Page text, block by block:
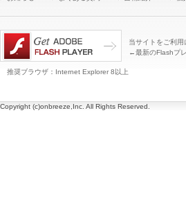
当サイトをご利
←最新のFlashプ
推奨ブラウザ：Internet Explorer 8以上
Copyright (c)onbreeze,Inc. All Rights Reserved.